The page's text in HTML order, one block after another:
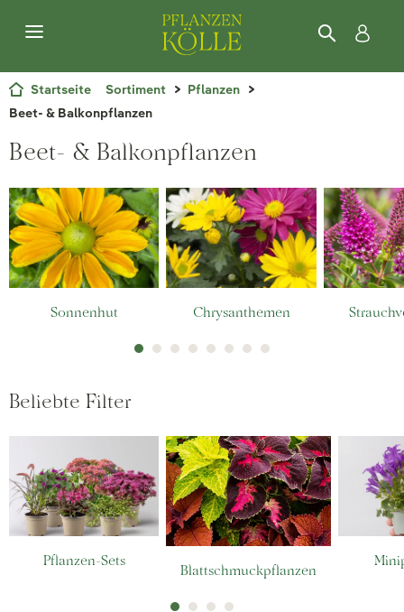
Startseite Sortiment
Pflanzen
Beet- & Balkonpflanzen
Beet- & Balkonpflanzen
Sonnenhut Chrysanthemen
Beliebte Filter
Pflanzen-Sets
Blattschmuckpflanzen